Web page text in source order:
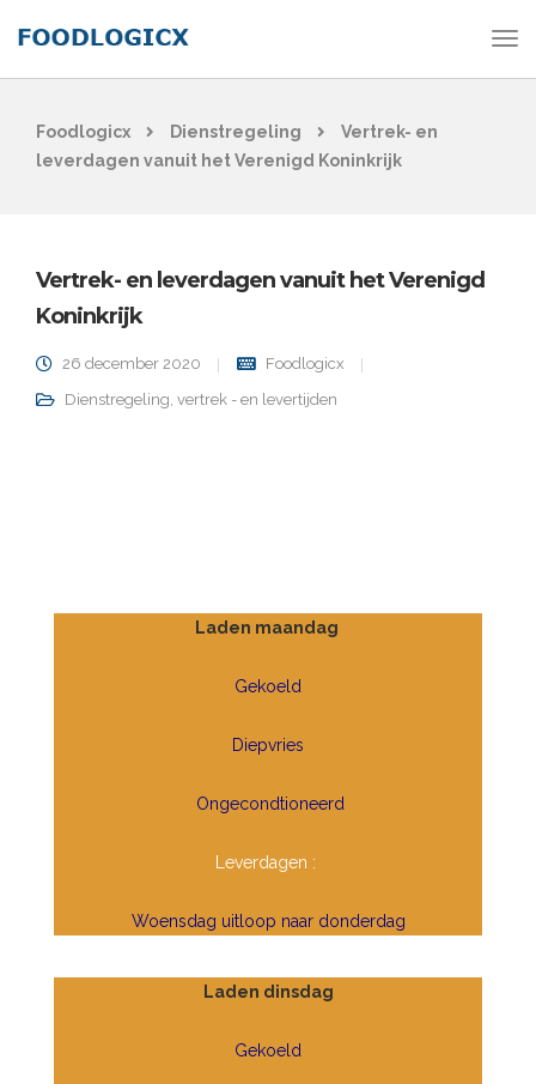
Foodlogicx Dienstregeling
Vertrek- en
leverdagen vanuit het Verenigd Koninkrijk
Vertrek- en leverdagen vanuit het Verenigd
Koninkrijk
26 december 2020
Foodlogicx
Dienstregeling, vertrek - en levertijden
Laden maandag
Gekoeld
Diepvries
Ongecondtioneerd
Leverdagen :
Woensdag uitloop naar donderdag
Laden dinsdag
Gekoeld